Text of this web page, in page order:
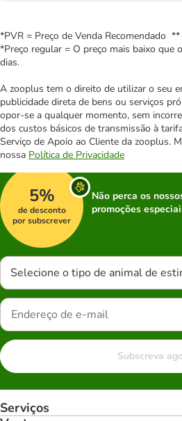
*PVR = Preço de Venda Recomendado **
*Preço regular = O preço mais baixo
dias.
A zooplus tem o direito de utilizar o seu
publicidade direta de bens ou serviços
opor-se a qualquer momento, sem
dos custos básicos de transmissão à
Serviço de Apoio ao Cliente da zooplus.
nossa Política de Privacidade
5%
de desconto
por subscrever
Não perca os
promoções
Selecione o tipo de animal de
Subscreva
Serviços